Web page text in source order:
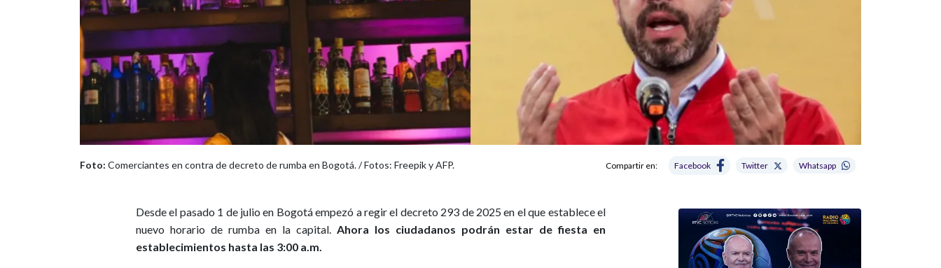
Foto: Comerciantes en contra de decreto de rumba en Bogotá. / Fotos: Freepik y AFP. Compartir en: Facebook Twitter Whatsapp
Desde el pasado 1 de julio en Bogotá empezó a regir el decreto 293 de 2025 en el que establece el
nuevo horario de rumba en la capital. Ahora los ciudadanos podrán estar de fiesta en
establecimientos hasta las 3:00 a.m.